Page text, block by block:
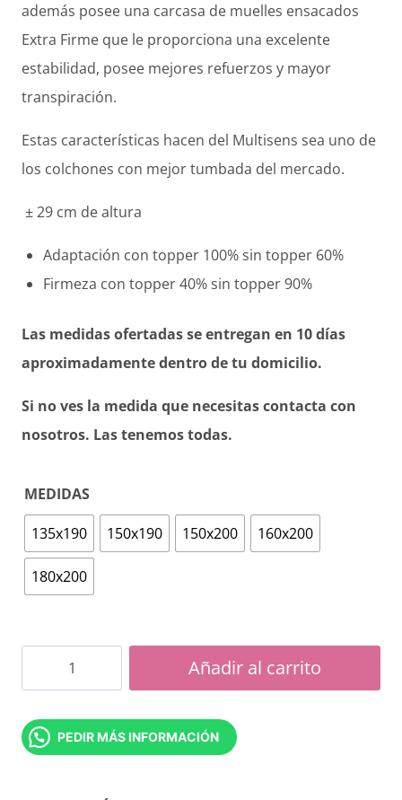
además posee una carcasa de muelles ensacados
Extra Firme que le proporciona una excelente
estabilidad, posee mejores refuerzos y mayor
transpiración.
Estas características hacen del Multisens sea uno de
los colchones con mejor tumbada del mercado.
± 29 cm de altura
Adaptación con topper 100% sin topper 60%
Firmeza con topper 40% sin topper 90%
Las medidas ofertadas se entregan en 10 días
aproximadamente dentro de tu domicilio.
Si no ves la medida que necesitas contacta con
nosotros. Las tenemos todas.
MEDIDAS
135x190
150x190 150x200 160x200
180x200
Colchón
Multisens
cantidad
Añadir al carrito
PEDIR MÁS INFORMACIÓN